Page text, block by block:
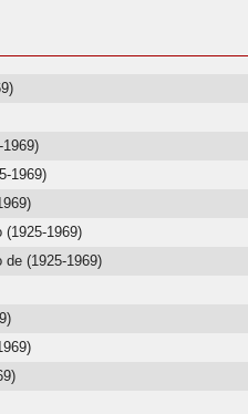
1969)
1969)
(1925-1969)